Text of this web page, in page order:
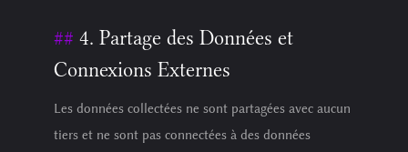
4. Partage des Données et
Connexions Externes
Les données collectées ne sont partagées avec aucun
tiers et ne sont pas connectées à des données